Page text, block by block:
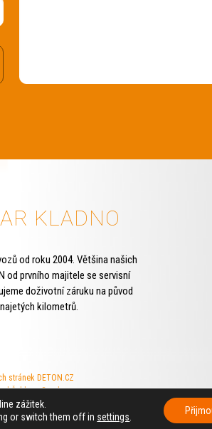
KLADNO
od roku 2004. Většina našich
od prvního majitele se servisní
doživotní záruku na původ
kilometrů.
stránek DETON.CZ
Šablona Graphene.
zážitek.
or switch them off in settings